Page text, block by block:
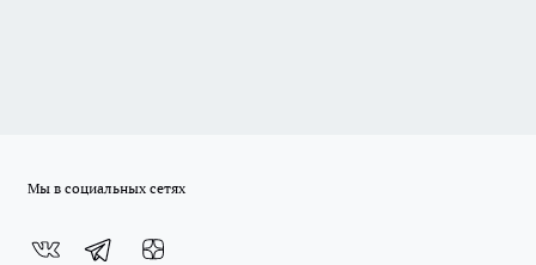
Мы в социальных сетях